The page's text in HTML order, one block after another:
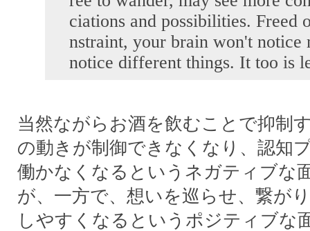
ciations and possibilities. Freed
nstraint, your brain won't
notice different things. It too is
当然ながらお酒を飲むことで抑制
の動きが制御できなくなり、認知
働かなくなるというネガティブな
が、一方で、想いを巡らせ、繋が
しやすくなるというポジティブな